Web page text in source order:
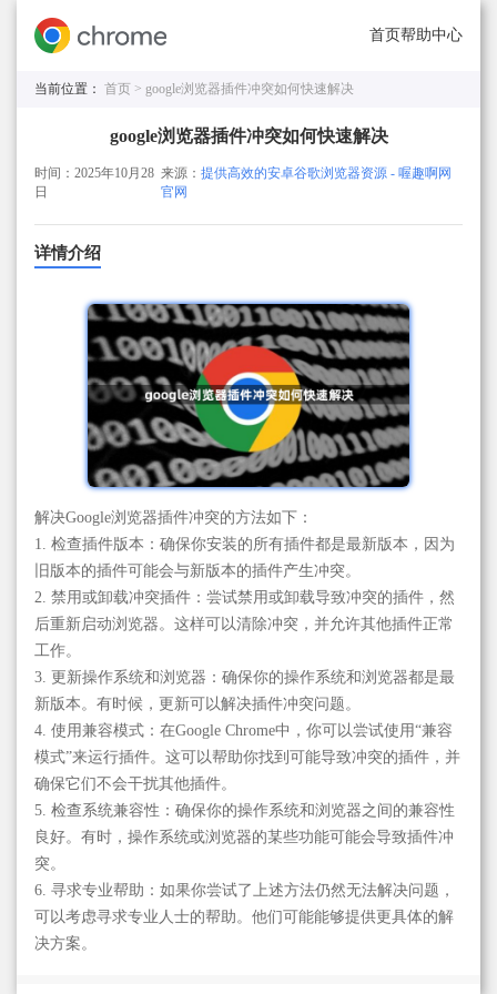
首页帮助中心
当前位置： 首页 > google浏览器插件冲突如何快速解决
google浏览器插件冲突如何快速解决
时间：2025年10月28
日
来源：提供高效的安卓谷歌浏览器资源 - 喔趣啊网
官网
详情介绍
解决Google浏览器插件冲突的方法如下：
1. 检查插件版本：确保你安装的所有插件都是最新版本，因为
旧版本的插件可能会与新版本的插件产生冲突。
2. 禁用或卸载冲突插件：尝试禁用或卸载导致冲突的插件，然
后重新启动浏览器。这样可以清除冲突，并允许其他插件正常
工作。
3. 更新操作系统和浏览器：确保你的操作系统和浏览器都是最
新版本。有时候，更新可以解决插件冲突问题。
4. 使用兼容模式：在Google Chrome中，你可以尝试使用“兼容
模式”来运行插件。这可以帮助你找到可能导致冲突的插件，并
确保它们不会干扰其他插件。
5. 检查系统兼容性：确保你的操作系统和浏览器之间的兼容性
良好。有时，操作系统或浏览器的某些功能可能会导致插件冲
突。
6. 寻求专业帮助：如果你尝试了上述方法仍然无法解决问题，
可以考虑寻求专业人士的帮助。他们可能能够提供更具体的解
决方案。